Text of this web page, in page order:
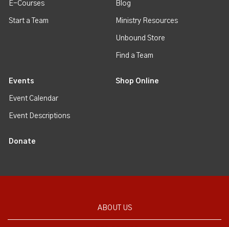
E-Courses
Start a Team
Blog
Ministry Resources
Unbound Store
Find a Team
Events
Event Calendar
Event Descriptions
Shop Online
Donate
ABOUT US